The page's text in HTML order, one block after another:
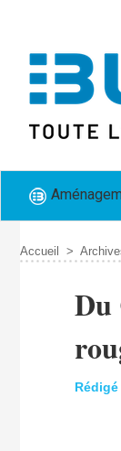
Accueil >
Du